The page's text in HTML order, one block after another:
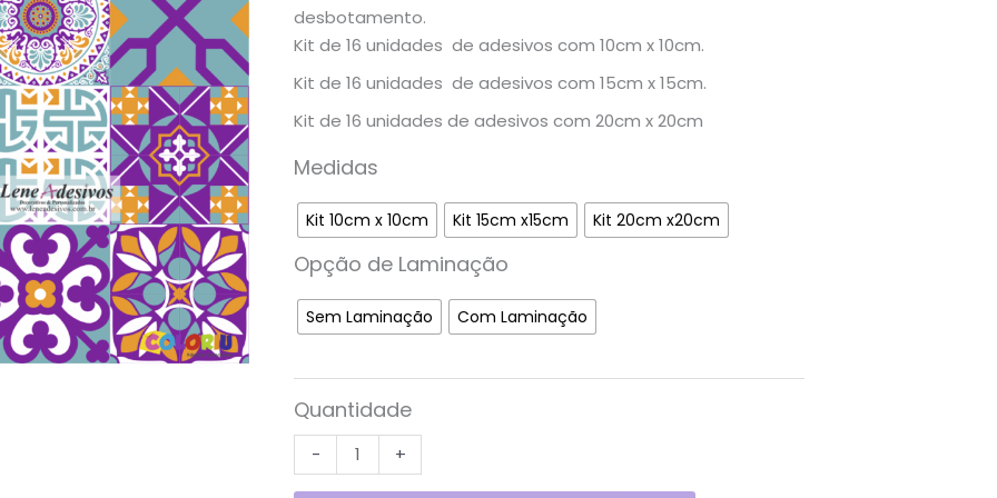
desbotamento.
Kit de 16 unidades de adesivos com 10cm x 10cm.
Kit de 16 unidades de adesivos com 15cm x 15cm.
Kit de 16 unidades de adesivos com 20cm x 20cm
Medidas
Kit 10cm x 10cm Kit 15cm x15cm Kit 20cm x20cm
Opção de Laminação
Sem Laminação Com Laminação
Quantidade
- +